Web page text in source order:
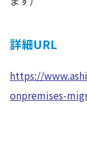
詳細URL
https://
onpremises-